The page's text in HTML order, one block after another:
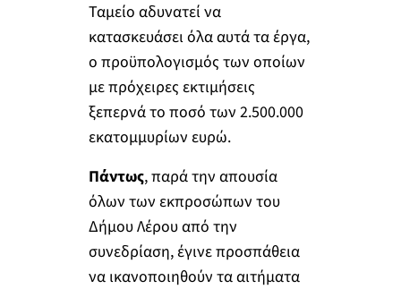
Ταμείο αδυνατεί να
κατασκευάσει όλα αυτά τα έργα,
ο προϋπολογισμός των οποίων
με πρόχειρες εκτιμήσεις
ξεπερνά το ποσό των 2.500.000
εκατομμυρίων ευρώ.
Πάντως, παρά την απουσία
όλων των εκπροσώπων του
Δήμου Λέρου από την
συνεδρίαση, έγινε προσπάθεια
να ικανοποιηθούν τα αιτήματα